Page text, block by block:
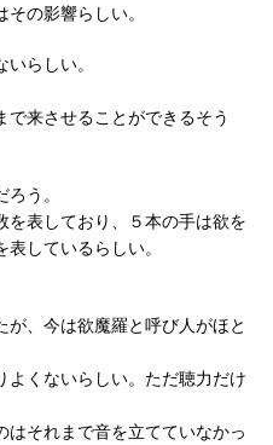
の影響らしい。
らしい。
来させることができるそう
う。
を表しており、５本の手は欲を
しているらしい。
、今は欲魔羅と呼び人がほと
くないらしい。ただ聴力だけ
はそれまで音を立てていなかっ